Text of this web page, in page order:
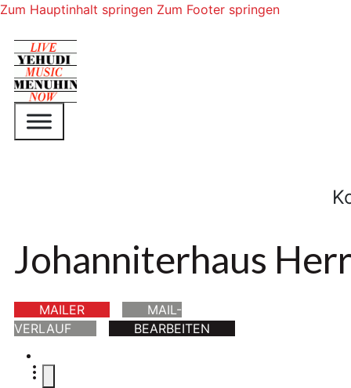
Zum Hauptinhalt springen Zum Footer springen
Johanniterhaus
MAILER
MAIL-
VERLAUF
BEARBEITEN